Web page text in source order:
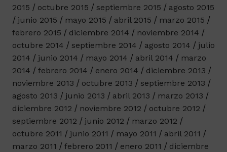
2015
octubre 2015 septiembre 2015
agosto 2015
junio 2015
mayo 2015 abril 2015
marzo 2015
febrero 2015
diciembre 2014
noviembre 2014
octubre 2014
septiembre 2014 agosto 2014
julio
2014
junio 2014 mayo 2014 abril 2014
marzo
2014
febrero 2014 enero 2014
diciembre 2013
noviembre 2013
octubre 2013
septiembre 2013
agosto 2013
junio 2013 abril 2013
marzo 2013
diciembre 2012
noviembre 2012
octubre 2012
septiembre 2012
junio 2012
marzo 2012
octubre 2011
junio 2011 mayo 2011
abril 2011
marzo 2011
febrero 2011 enero 2011
diciembre